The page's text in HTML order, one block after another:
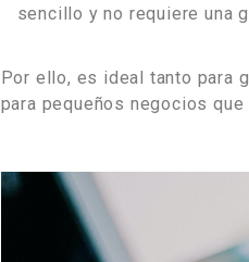
sencillo y no requiere una
Por ello, es ideal tanto para
para pequeños negocios